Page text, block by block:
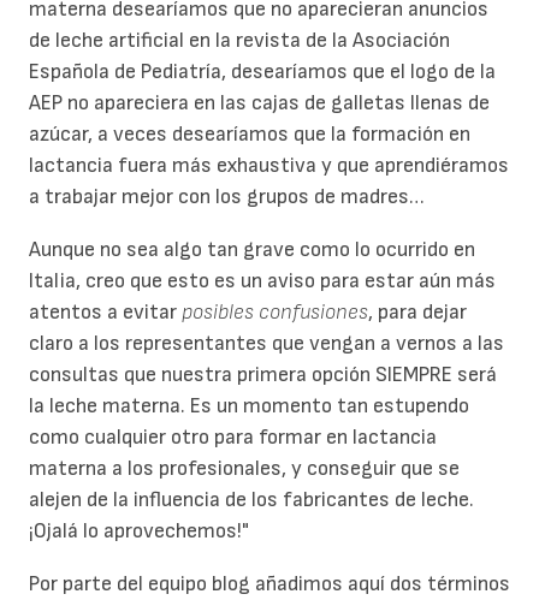
materna desearíamos que no aparecieran anuncios
de leche artificial en la revista de la Asociación
Española de Pediatría, desearíamos que el logo de la
AEP no apareciera en las cajas de galletas llenas de
azúcar, a veces desearíamos que la formación en
lactancia fuera más exhaustiva y que aprendiéramos
a trabajar mejor con los grupos de madres…
Aunque no sea algo tan grave como lo ocurrido en
Italia, creo que esto es un aviso para estar aún más
atentos a evitar posibles confusiones, para dejar
claro a los representantes que vengan a vernos a las
consultas que nuestra primera opción SIEMPRE será
la leche materna. Es un momento tan estupendo
como cualquier otro para formar en lactancia
materna a los profesionales, y conseguir que se
alejen de la influencia de los fabricantes de leche.
¡Ojalá lo aprovechemos!"
Por parte del equipo blog añadimos aquí dos términos